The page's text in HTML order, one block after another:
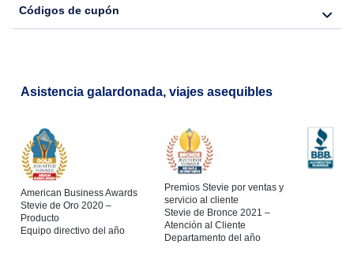
Códigos de cupón
Asistencia galardonada, viajes asequibles
American Business Awards
Stevie de Oro 2020 –
Producto
Equipo directivo del año
Premios Stevie por ventas y
servicio al cliente
Stevie de Bronce 2021 –
Atención al Cliente
Departamento del año